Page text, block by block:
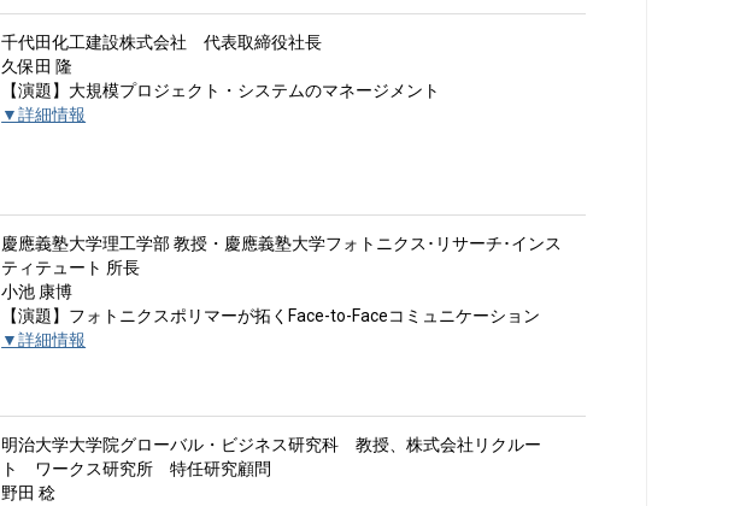
千代田化工建設株式会社 代表取締役社長
久保田 隆
【演題】大規模プロジェクト・システムのマネージメント
▼詳細情報
慶應義塾大学理工学部 教授・慶應義塾大学フォトニクス･リサーチ･インス
ティテュート 所長
小池 康博
【演題】フォトニクスポリマーが拓くFace-to-Faceコミュニケーション
▼詳細情報
明治大学大学院グローバル・ビジネス研究科 教授、株式会社リクルー
ト ワークス研究所 特任研究顧問
野田 稔